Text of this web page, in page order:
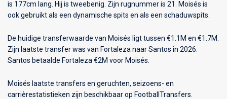
is 177cm lang. Hij is tweebenig. Zijn rugnummer is 21. Moisés is
ook gebruikt als een dynamische spits en als een schaduwspits.
De huidige transferwaarde van Moisés ligt tussen €1.1M en €1.7M.
Zijn laatste transfer was van Fortaleza naar Santos in 2026.
Santos betaalde Fortaleza €2M voor Moisés.
Moisés laatste transfers en geruchten, seizoens- en
carrièrestatistieken zijn beschikbaar op FootballTransfers.